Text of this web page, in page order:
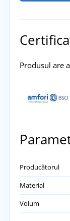
Produsul are
Producătorul
Material
Volum